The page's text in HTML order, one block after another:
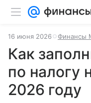
16 июня 2026 Финансы
Как
по налогу
2026 году